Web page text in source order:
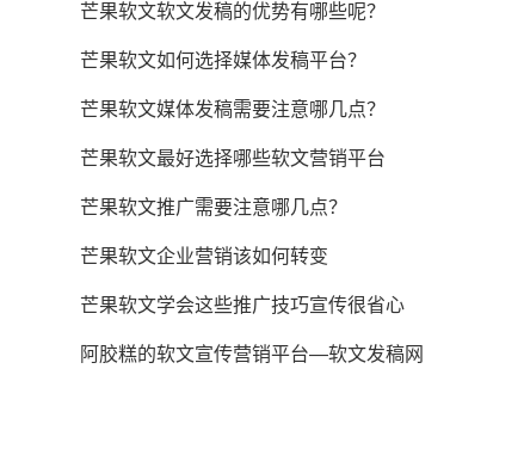
芒果软文软文发稿的优势有哪些呢？
芒果软文如何选择媒体发稿平台？
芒果软文媒体发稿需要注意哪几点？
芒果软文最好选择哪些软文营销平台
芒果软文推广需要注意哪几点？
芒果软文企业营销该如何转变
芒果软文学会这些推广技巧宣传很省心
阿胶糕的软文宣传营销平台—软文发稿网